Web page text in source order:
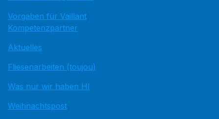
Vorgaben für Vaillant
Kompetenzpartner
Aktuelles
Fliesenarbeiten (toujou)
Was nur wir haben HI
Weihnachtspost